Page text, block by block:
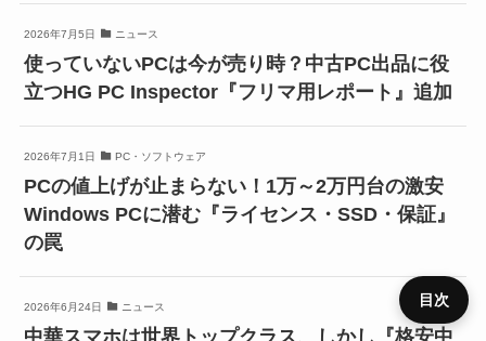
2026年7月5日 ニュース
使っていないPCは今が売り時？中古PC出品に役
立つHG PC Inspector『フリマ用レポート』追加
2026年7月1日 PC・ソフトウェア
PCの値上げが止まらない！1万～2万円台の激安
Windows PCに潜む『ライセンス・SSD・保証』
の罠
2026年6月24日 ニュース
中華スマホは世界トップクラス、しかし『格安中
目次